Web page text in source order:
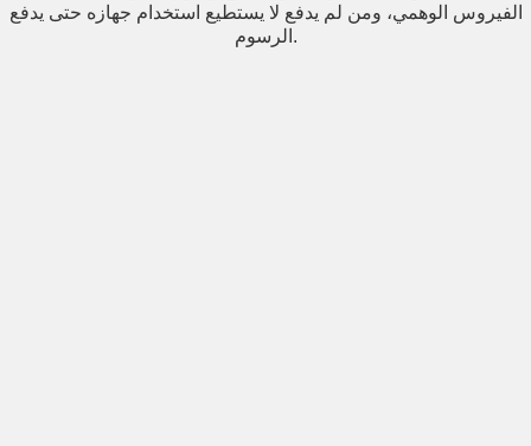
الفيروس الوهمي، ومن لم يدفع لا يستطيع استخدام جهازه حتى يدفع
الرسوم.